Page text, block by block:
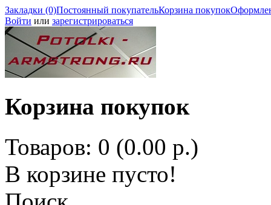
Закладки (0)Постоянный покупательКорзина покупок
Войти или зарегистрироваться
Корзина покупок
Товаров: 0 (0.00 р.)
В корзине пусто!